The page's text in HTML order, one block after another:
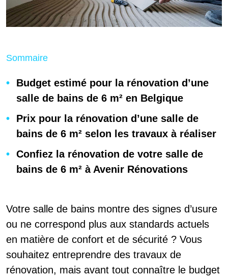
Sommaire
Budget estimé pour la rénovation d’une
salle de bains de 6 m² en Belgique
Prix pour la rénovation d’une salle de
bains de 6 m² selon les travaux à réaliser
Confiez la rénovation de votre salle de
bains de 6 m² à Avenir Rénovations
Votre salle de bains montre des signes d’usure
ou ne correspond plus aux standards actuels
en matière de confort et de sécurité ? Vous
souhaitez entreprendre des travaux de
rénovation, mais avant tout connaître le budget